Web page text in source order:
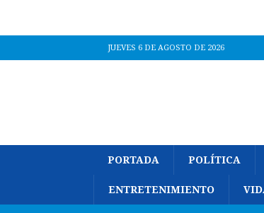
JUEVES 6 DE AGOSTO DE 2026
PORTADA POLÍTICA
ENTRETENIMIENTO